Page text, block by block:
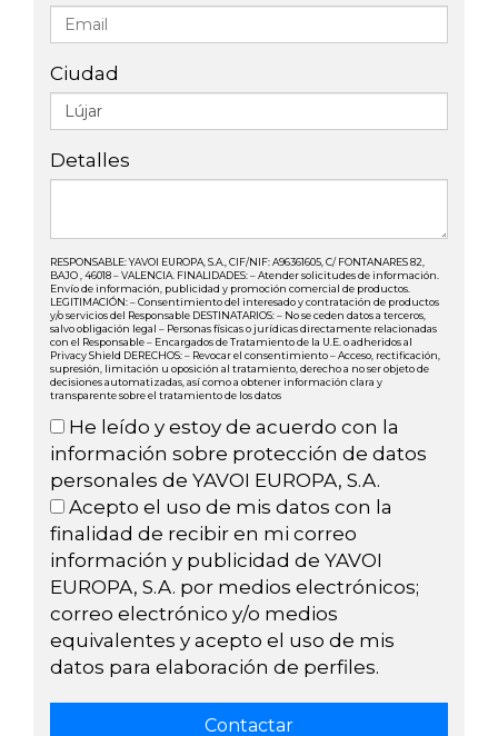
Ciudad
Detalles
RESPONSABLE: YAVOI EUROPA, S.A., CIF/NIF: A96361605, C/ FONTANARES 82,
BAJO , 46018 – VALENCIA. FINALIDADES: – Atender solicitudes de información.
Envío de información, publicidad y promoción comercial de productos.
LEGITIMACIÓN: – Consentimiento del interesado y contratación de productos
y/o servicios del Responsable DESTINATARIOS: – No se ceden datos a terceros,
salvo obligación legal – Personas físicas o jurídicas directamente relacionadas
con el Responsable – Encargados de Tratamiento de la U.E. o adheridos al
Privacy Shield DERECHOS: – Revocar el consentimiento – Acceso, rectificación,
supresión, limitación u oposición al tratamiento, derecho a no ser objeto de
decisiones automatizadas, así como a obtener información clara y
transparente sobre el tratamiento de los datos
He leído y estoy de acuerdo con la
información sobre protección de datos
personales de YAVOI EUROPA, S.A.
Acepto el uso de mis datos con la
finalidad de recibir en mi correo
información y publicidad de YAVOI
EUROPA, S.A. por medios electrónicos;
correo electrónico y/o medios
equivalentes y acepto el uso de mis
datos para elaboración de perfiles.